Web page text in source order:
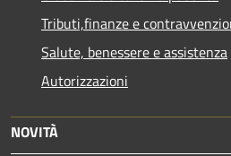
Tributi,finanze e
Salute, benessere e assistenza
Autorizzazioni
NOVITÀ